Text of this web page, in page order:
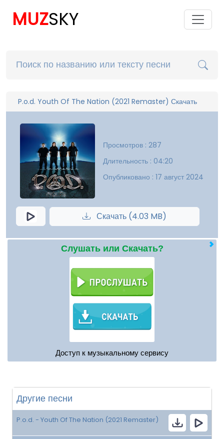
MUZSKY
P.o.d. Youth Of The Nation (2021 Remaster) Скачать
Просмотров : 287
Длительность : 04:20
Опубликовано : 17 август 2024
Скачать (4.03 MB)
Слушать или Скачать?
Доступ к музыкальному сервису
Другие песни
P.o.d. - Youth Of The Nation (2021 Remaster)